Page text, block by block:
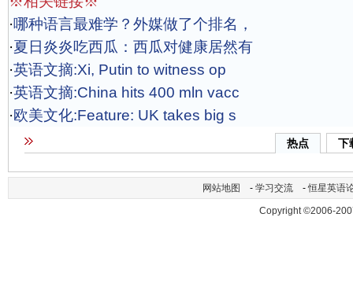
·哪种语言最难学？外媒做了个排名，
·夏日炎炎吃西瓜：西瓜对健康居然有
·英语文摘:Xi, Putin to witness op
·英语文摘:China hits 400 mln vacc
·欧美文化:Feature: UK takes big s
热点 下
网站地图 - 学习交流 -恒星英语
Copyright ©2006-